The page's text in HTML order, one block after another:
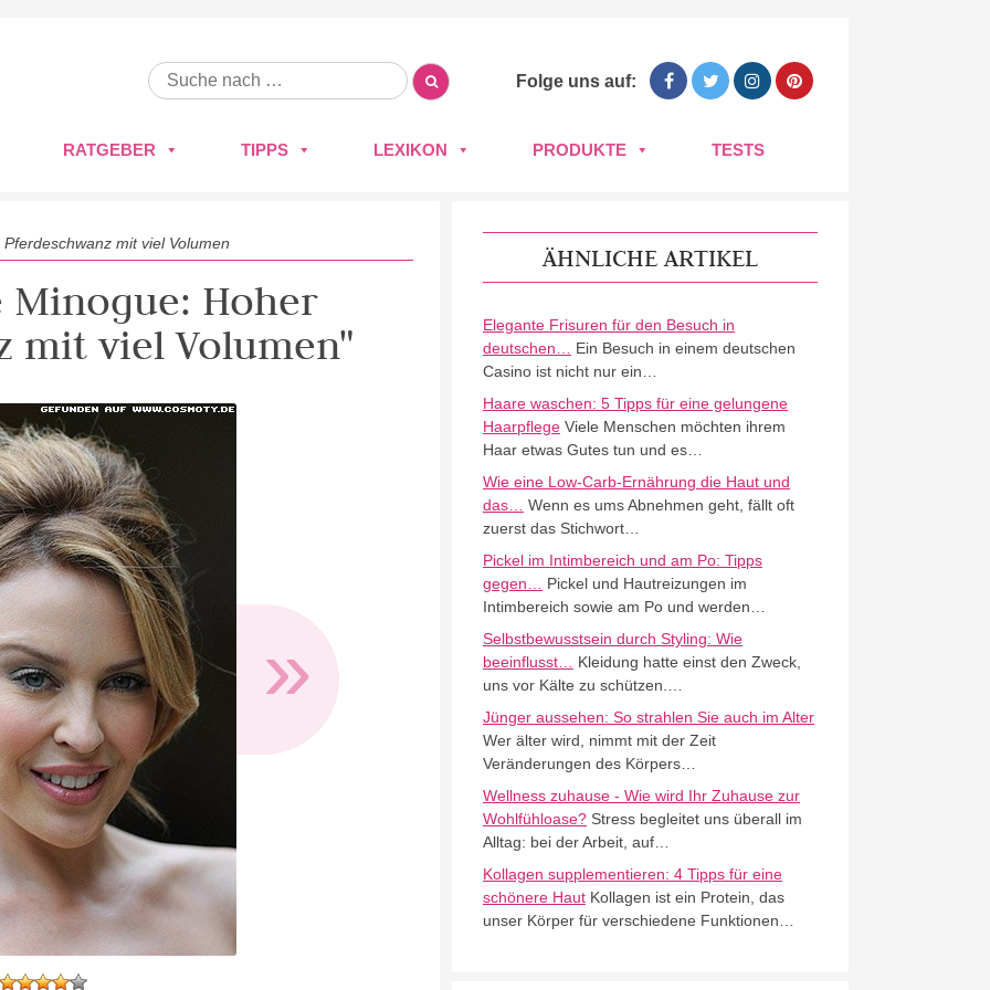
Folge uns auf:
RATGEBER TIPPS LEXIKON PRODUKTE TESTS
mit viel Volumen
Minogue: Hoher
mit viel Volumen"
»
ÄHNLICHE ARTIKEL
Elegante Frisuren für den Besuch in
deutschen…
Ein Besuch in einem deutschen
Casino ist nicht nur ein…
Haare waschen: 5 Tipps für eine gelungene
HaarpflegeViele Menschen möchten ihrem
Haar etwas Gutes tun und es…
Wie eine Low-Carb-Ernährung die Haut und
das…
Wenn es ums Abnehmen geht, fällt oft
zuerst das Stichwort…
Pickel im Intimbereich und am Po: Tipps
gegen…
Pickel und Hautreizungen im
Intimbereich sowie am Po und werden…
Selbstbewusstsein durch Styling: Wie
beeinflusst…
Kleidung hatte einst den Zweck,
uns vor Kälte zu schützen.…
Jünger aussehen: So strahlen Sie auch im Alter
Wer älter wird, nimmt mit der Zeit
Veränderungen des Körpers…
Wellness zuhause - Wie wird Ihr Zuhause zur
Wohlfühloase?Stress begleitet uns überall im
Alltag: bei der Arbeit, auf…
Kollagen supplementieren: 4 Tipps für eine
schönere HautKollagen ist ein Protein, das
unser Körper für verschiedene Funktionen…